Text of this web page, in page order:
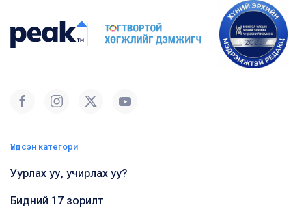
Үндсэн категори
Уурлах уу, учирлах уу?
Бидний 17 зорилт